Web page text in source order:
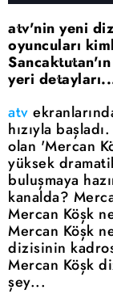
atv'nin yeni
oyuncuları
yeri
atv
hızıyla
olan 'Mercan
yüksek
buluşmaya
kanalda?
Mercan Köşk
Mercan Köşk
dizisinin
Mercan Köşk
şey...